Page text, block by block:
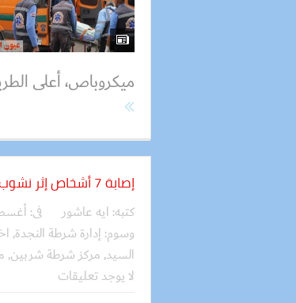
ميكروباص، أعلى
إصابة 7 أشخاص إثر نشوب مشاجرة بينهم بالأسلحة البيضاء
كتبه: ايه عاشور فى: أغسطس
وسوم: إدارة شرطة النجدة,
السيد, مركز شرطة شربين,
لا يوجد تعليقات